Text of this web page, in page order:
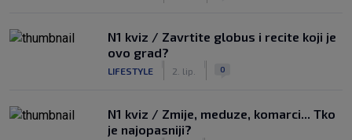
N1 kviz / Zavrtite globus i recite koji je
ovo grad?
LIFESTYLE 2. lip. 0
N1 kviz / Zmije, meduze, komarci... Tko
je najopasniji?